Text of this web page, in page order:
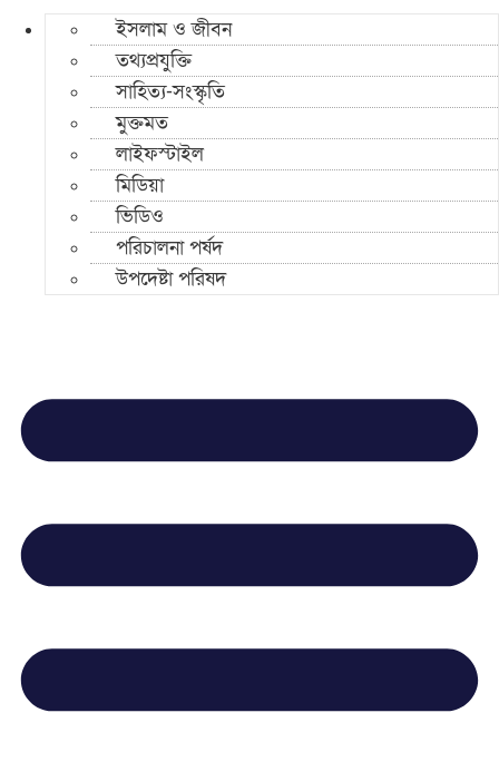
ইসলাম ও জীবন
তথ্যপ্রযুক্তি
সাহিত্য-সংস্কৃতি
মুক্তমত
লাইফস্টাইল
মিডিয়া
ভিডিও
পরিচালনা পর্ষদ
উপদেষ্টা পরিষদ